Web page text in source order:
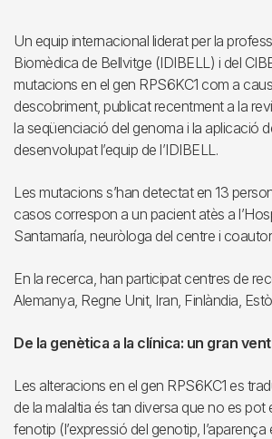
Un equip internacional liderat per la
Biomèdica de Bellvitge (IDIBELL) i del
mutacions en el gen RPS6KC1 com a
descobriment, publicat recentment a la
la seqüenciació del genoma i la aplicació
desenvolupat l’equip de l’IDIBELL.
Les mutacions s’han detectat en 13
casos correspon a un pacient atès a
Santamaría, neuròloga del centre i
En la recerca, han participat centres de
Alemanya, Regne Unit, Iran, Finlàndia,
De la genètica a la clínica: un gran
Les alteracions en el gen RPS6KC1 es
de la malaltia és tan diversa que no es
fenotip (l’expressió del genotip,